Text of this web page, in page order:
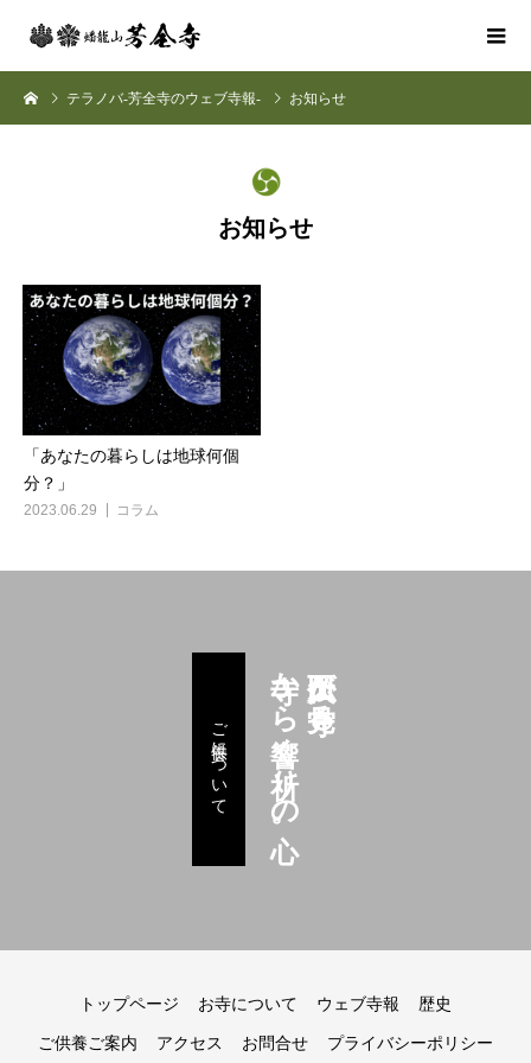
テラノバ-芳全寺のウェブ寺報- お知らせ
お知らせ
「あなたの暮らしは地球何個
分？」
2023.06.29 コラム
久下田大仏が見守る
寺から響く祈りの心。
ご供養について
トップページ お寺について ウェブ寺報 歴史
ご供養ご案内 アクセス お問合せ プライバシーポリシー